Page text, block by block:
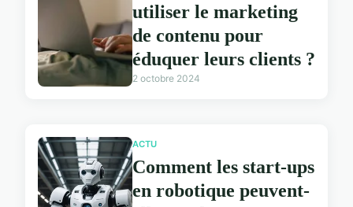
utiliser le marketing
de contenu pour
éduquer leurs clients ?
2 octobre 2024
ACTU
Comment les start-ups
en robotique peuvent-